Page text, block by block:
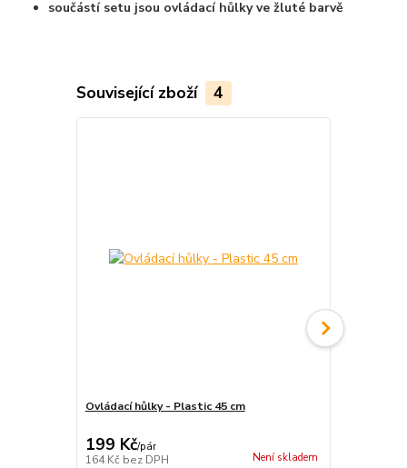
součástí setu jsou ovládací hůlky ve žluté barvě
Související zboží 4
Ovládací hůlky - Plastic 45 cm
199 Kč/pár
164 Kč bez DPH Není skladem